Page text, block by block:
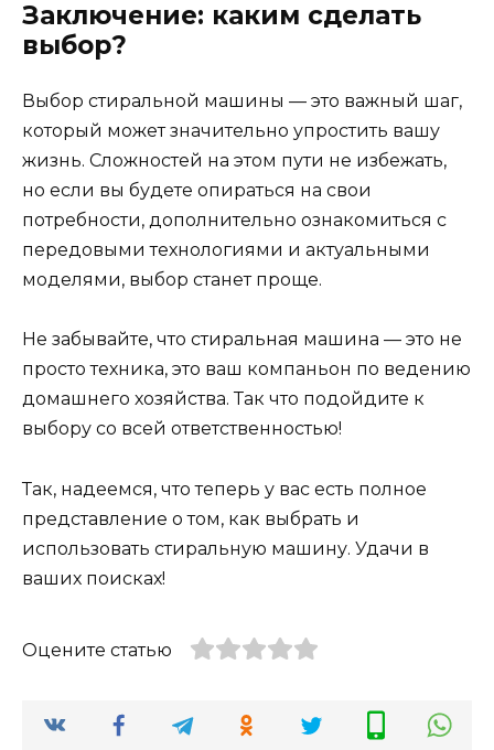
Заключение: каким сделать
выбор?
Выбор стиральной машины — это важный шаг,
который может значительно упростить вашу
жизнь. Сложностей на этом пути не избежать,
но если вы будете опираться на свои
потребности, дополнительно ознакомиться с
передовыми технологиями и актуальными
моделями, выбор станет проще.
Не забывайте, что стиральная машина — это не
просто техника, это ваш компаньон по ведению
домашнего хозяйства. Так что подойдите к
выбору со всей ответственностью!
Так, надеемся, что теперь у вас есть полное
представление о том, как выбрать и
использовать стиральную машину. Удачи в
ваших поисках!
Оцените статью